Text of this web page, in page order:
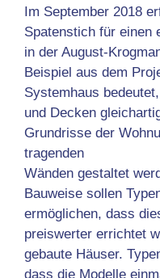
Im September 2018
Spatenstich für einen
in der August-
Beispiel aus dem
Systemhaus
und Decken
Grundrisse der
tragenden
Wänden gestaltet
Bauweise sollen
ermöglichen, dass
preiswerter errichtet
gebaute Häuser.
dass die Modelle